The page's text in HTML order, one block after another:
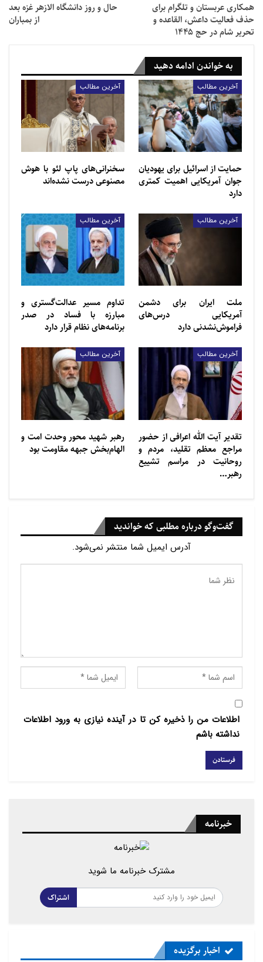
دین اسلام مدافع‌ اصلی حقوق زنان است
این درحالی است که والری فادیف، رئیس شورای حقوق
بشر روسیه، در ماه مه با اشاره به نیاز به سرکوب شبه
نظامیان تکفیری پس از حمله به تالار شهر کروکوس که
منجر به کشته شدن بیش از ۱۴۰ نفر شد، ممنوعیت نقاب
را پیشنهاد کرده بود اما ایلدار علیاتدینوف، مفتی ارشد
مسکو، با این اقدام مخالفت کرد و دولت نیز در کنار او قرار
گرفت.
در همین حال هفته گذشته چندین گروه از ستیزه جویان
به مسیحیان و یهودیان داغستان حمله کرده و بیش از ۲۰
نفر – از جمله ۱۲ افسر پلیس – را کشتند و ۴۰ نفر دیگر را
در منطقه دربنت و پایتخت منطقه ماخاچکالا زخمی کردند.
پس از حمله، فرماندار منطقه خواستار ممنوعیت نقاب
شد، با این استدلال که چنین لباسی یک خطر امنیتی
غیرقابل اجتناب است.
همکاری عربستان و تلگرام برای
حذف فعالیت داعش، القاعده و
تحریر شام در حج ۱۴۴۵
حال و روز دانشگاه الازهر غزه بعد
از بمباران
به خواندن ادامه دهید
آخرین مطالب
حمایت از اسرائیل برای یهودیان
جوان آمریکایی اهمیت کمتری
دارد
آخرین مطالب
سخنرانی‌های پاپ لئو با هوش
مصنوعی درست نشده‌اند
آخرین مطالب
ملت ایران برای دشمن
آمریکایی درس‌های
فراموش‌نشدنی دارد
آخرین مطالب
تداوم مسیر عدالت‌گستری و
مبارزه با فساد در صدر
برنامه‌های نظام قرار دارد
آخرین مطالب
تقدیر آیت الله اعرافی از حضور
مراجع معظم تقلید، مردم و
روحانیت در مراسم تشییع
رهبر…
آخرین مطالب
رهبر شهید محور وحدت امت و
الهام‌بخش جبهه مقاومت بود
گفت‌وگو درباره مطلبی که خواندید
آدرس ایمیل شما منتشر نمی‌شود.
اطلاعات من را ذخیره کن تا در آینده نیازی به ورود اطلاعات
نداشته باشم
خبرنامه
مشترک خبرنامه ما شوید
اشتراک
اخبار برگزیده